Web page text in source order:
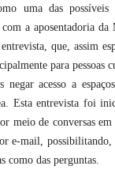
uma das
a aposentadoria
que, assim
para pessoas
negar acesso a
Esta entrevista foi
meio de conversas
e-mail,
como das perguntas.